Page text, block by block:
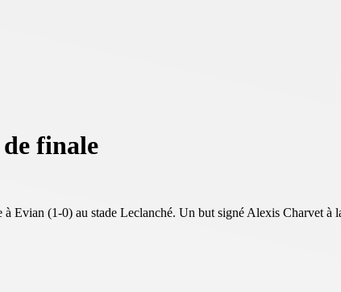
finale
Evian (1-0) au stade Leclanché. Un but signé Alexis Charvet à